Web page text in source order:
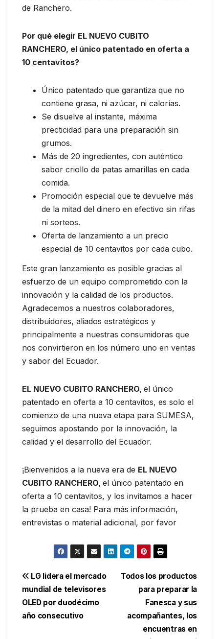
de Ranchero.
Por qué elegir EL NUEVO CUBITO
RANCHERO, el único patentado en oferta a
10 centavitos?
Único patentado que garantiza que no
contiene grasa, ni azúcar, ni calorías.
Se disuelve al instante, máxima
precticidad para una preparación sin
grumos.
Más de 20 ingredientes, con auténtico
sabor criollo de patas amarillas en cada
comida.
Promoción especial que te devuelve más
de la mitad del dinero en efectivo sin rifas
ni sorteos.
Oferta de lanzamiento a un precio
especial de 10 centavitos por cada cubo.
Este gran lanzamiento es posible gracias al
esfuerzo de un equipo comprometido con la
innovación y la calidad de los productos.
Agradecemos a nuestros colaboradores,
distribuidores, aliados estratégicos y
principalmente a nuestras consumidoras que
nos convirtieron en los número uno en ventas
y sabor del Ecuador.
EL NUEVO CUBITO RANCHERO, el único
patentado en oferta a 10 centavitos, es solo el
comienzo de una nueva etapa para SUMESA,
seguimos apostando por la innovación, la
calidad y el desarrollo del Ecuador.
¡Bienvenidos a la nueva era de EL NUEVO
CUBITO RANCHERO, el único patentado en
oferta a 10 centavitos, y los invitamos a hacer
la prueba en casa! Para más información,
entrevistas o material adicional, por favor
Navegación
de
entradas
Todos los productos
para preparar la
Fanesca y sus
acompañantes, los
encuentras en
LG lidera el mercado
mundial de televisores
OLED por duodécimo
año consecutivo